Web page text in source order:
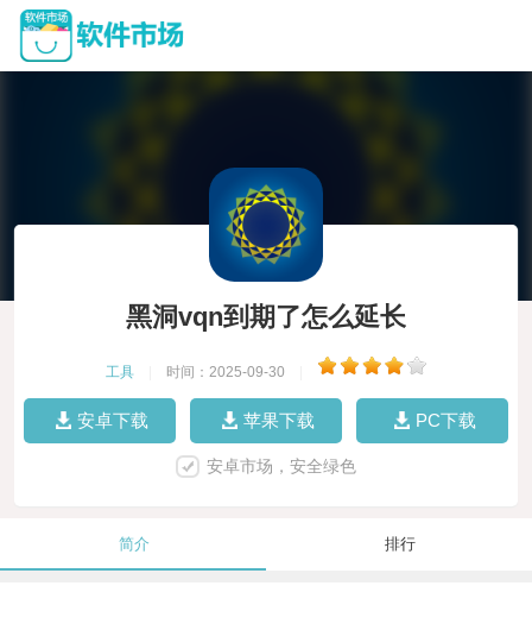
黑洞vqn到期了怎么延长
工具 时间：2025-09-30
安卓下载 苹果下载 PC下载
安卓市场，安全绿色
简介 排行